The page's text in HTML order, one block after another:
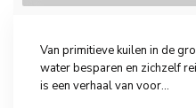
Van primitieve kuilen in de
water besparen en zichzelf
is een verhaal van voor...